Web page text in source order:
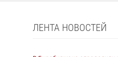
ЛЕНТА НОВОСТЕЙ